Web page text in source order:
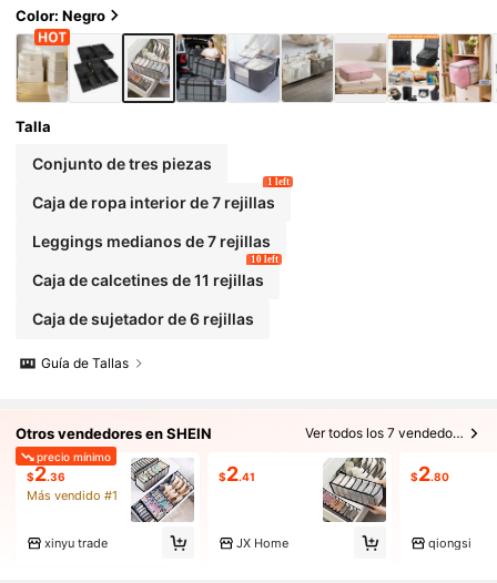
Color: Negro
Talla
Conjunto de tres piezas
Caja de ropa interior de 7 rejillas
1 left
Leggings medianos de 7 rejillas
Caja de calcetines de 11 rejillas
10 left
Caja de sujetador de 6 rejillas
Guía de Tallas
Otros vendedores en SHEIN Ver todos los 7 vendedores
precio mínimo
$2.36
Más vendido #1
xinyu trade
$2.41
JX Home
$2.80
qiongsi